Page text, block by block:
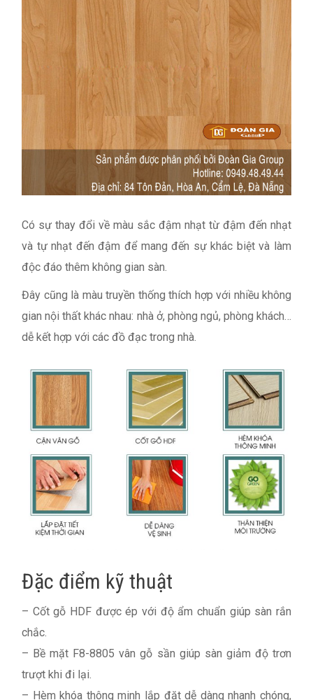
Có sự thay đổi về màu sắc đậm nhạt từ đậm đến nhạt
và tự nhạt đến đậm để mang đến sự khác biệt và làm
độc đáo thêm không gian sàn.
Đây cũng là màu truyền thống thích hợp với nhiều không
gian nội thất khác nhau: nhà ở, phòng ngủ, phòng khách…
dễ kết hợp với các đồ đạc trong nhà.
Đặc điểm kỹ thuật
– Cốt gỗ HDF được ép với độ ẩm chuẩn giúp sàn rắn
chắc.
– Bề mặt F8-8805 vân gỗ sần giúp sàn giảm độ trơn
trượt khi đi lại.
– Hèm khóa thông minh lắp đặt dễ dàng nhanh chóng,